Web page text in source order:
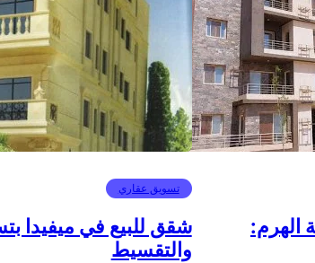
الهرم:
تسويق عقاري
شقق للبيع في ميفيدا
والتقسيط